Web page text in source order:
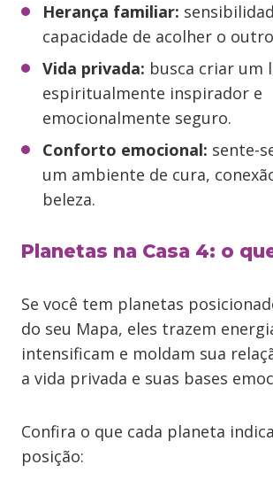
Herança familiar:
capacidade de acolher o
Vida privada: busca criar um
espiritualmente inspirador e
emocionalmente seguro.
Conforto emocional: sente-
um ambiente de cura,
beleza.
Planetas na Casa 4: o
Se você tem planetas
do seu Mapa, eles trazem
intensificam e moldam sua
a vida privada e suas bases
Confira o que cada planeta
posição: